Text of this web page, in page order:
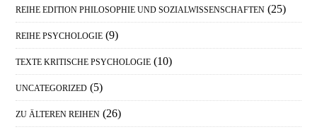
REIHE EDITION PHILOSOPHIE UND SOZIALWISSENSCHAFTEN (25)
REIHE PSYCHOLOGIE (9)
TEXTE KRITISCHE PSYCHOLOGIE (10)
UNCATEGORIZED (5)
ZU ÄLTEREN REIHEN (26)